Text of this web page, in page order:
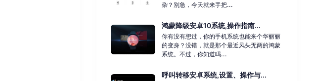
杂？别急，今天就来手把...
鸿蒙降级安卓10系统,操作指南...
你有没有想过，你的手机系统也能来个华丽丽
的变身？没错，就是那个最近风头无两的鸿蒙
系统。不过，你知道吗...
呼叫转移安卓系统,设置、操作与...